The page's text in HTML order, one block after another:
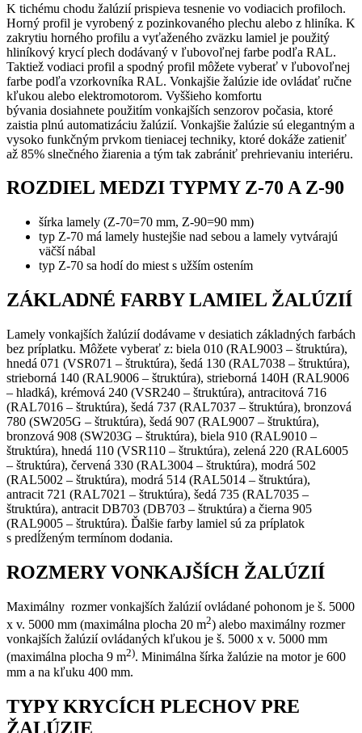
K tichému chodu žalúzií prispieva tesnenie vo vodiacich profiloch.
Horný profil je vyrobený z pozinkovaného plechu alebo z hliníka. K
zakrytiu horného profilu a vyťaženého zväzku lamiel je použitý
hliníkový krycí plech dodávaný v ľubovoľnej farbe podľa RAL.
Taktiež vodiaci profil a spodný profil môžete vyberať v ľubovoľnej
farbe podľa vzorkovníka RAL. Vonkajšie žalúzie ide ovládať ručne
kľukou alebo elektromotorom. Vyššieho komfortu
bývania dosiahnete použitím vonkajších senzorov počasia, ktoré
zaistia plnú automatizáciu žalúzií. Vonkajšie žalúzie sú elegantným a
vysoko funkčným prvkom tieniacej techniky, ktoré dokáže zatieniť
až 85% slnečného žiarenia a tým tak zabrániť prehrievaniu interiéru.
ROZDIEL MEDZI TYPMY Z-70 A Z-90
šírka lamely (Z-70=70 mm, Z-90=90 mm)
typ Z-70 má lamely hustejšie nad sebou a lamely vytvárajú
väčší nábal
typ Z-70 sa hodí do miest s užším ostením
ZÁKLADNÉ FARBY LAMIEL ŽALÚZIÍ
Lamely vonkajších žalúzií dodávame v desiatich základných farbách
bez príplatku. Môžete vyberať z: biela 010 (RAL9003 – štruktúra),
hnedá 071 (VSR071 – štruktúra), šedá 130 (RAL7038 – štruktúra),
strieborná 140 (RAL9006 – štruktúra), strieborná 140H (RAL9006
– hladká), krémová 240 (VSR240 – štruktúra), antracitová 716
(RAL7016 – štruktúra), šedá 737 (RAL7037 – štruktúra), bronzová
780 (SW205G – štruktúra), šedá 907 (RAL9007 – štruktúra),
bronzová 908 (SW203G – štruktúra), biela 910 (RAL9010 –
štruktúra), hnedá 110 (VSR110 – štruktúra), zelená 220 (RAL6005
– štruktúra), červená 330 (RAL3004 – štruktúra), modrá 502
(RAL5002 – štruktúra), modrá 514 (RAL5014 – štruktúra),
antracit 721 (RAL7021 – štruktúra), šedá 735 (RAL7035 –
štruktúra), antracit DB703 (DB703 – štruktúra) a čierna 905
(RAL9005 – štruktúra). Ďalšie farby lamiel sú za príplatok
s predĺženým termínom dodania.
ROZMERY VONKAJŠÍCH ŽALÚZIÍ
Maximálny rozmer vonkajších žalúzií ovládané pohonom je š. 5000
x v. 5000 mm (maximálna plocha 20 m2) alebo maximálny rozmer
vonkajších žalúzií ovládaných kľukou je š. 5000 x v. 5000 mm
(maximálna plocha 9 m2). Minimálna šírka žalúzie na motor je 600
mm a na kľuku 400 mm.
TYPY KRYCÍCH PLECHOV PRE
ŽALÚZIE